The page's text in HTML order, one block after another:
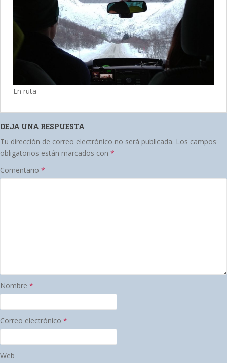
En ruta
DEJA UNA RESPUESTA
Tu dirección de correo electrónico no será publicada. Los campos
obligatorios están marcados con *
Comentario *
Nombre *
Correo electrónico *
Web